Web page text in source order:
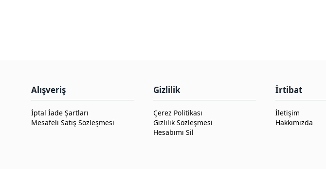
Alışveriş
İptal İade Şartları
Mesafeli Satış Sözleşmesi
Gizlilik
Çerez Politikası
Gizlilik Sözleşmesi
Hesabımı Sil
İrtibat
İletişim
Hakkımızda